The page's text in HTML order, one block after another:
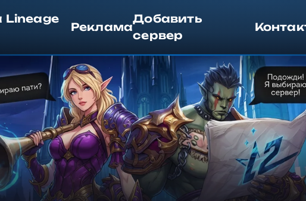
Lineage
Реклама
Добавить
сервер